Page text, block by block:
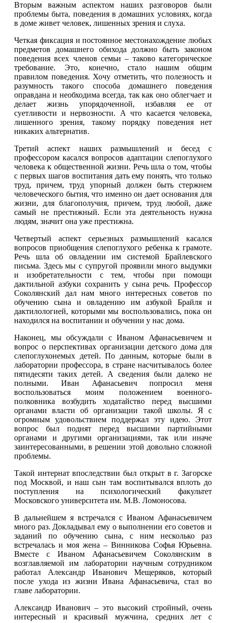
Вторым важным аспектом наших разговоров были
проблемы быта, поведения в домашних условиях, когда
в доме живет человек, лишенных зрения и слуха.
Четкая фиксация и постоянное местонахождение любых
предметов домашнего обихода должно быть законом
поведения всех членов семьи – таково категорическое
требование. Это, конечно, стало нашим общим
правилом поведения. Хочу отметить, что полезность и
разумность такого способа домашнего поведения
оправдана и необходима всегда, так как оно облегчает и
делает жизнь упорядоченной, избавляя ее от
суетливости и нервозности. А что касается человека,
лишенного зрения, такому порядку поведения нет
никаких альтернатив.
Третий аспект наших размышлений и бесед с
профессором касался вопросов адаптации слепоглухого
человека к общественной жизни. Речь шла о том, чтобы
с первых шагов воспитания дать ему понять, что только
труд, причем, труд упорный должен быть стержнем
человеческого бытия, что именно он дает основания для
жизни, для благополучия, причем, труд любой, даже
самый не престижный. Если эта деятельность нужна
людям, значит она уже престижна.
Четвертый аспект серьезных размышлений касался
вопросов приобщения слепоглухого ребенка к грамоте.
Речь шла об овладении им системой Брайлевского
письма. Здесь мы с супругой проявили много выдумки
и изобретательности с тем, чтобы при помощи
дактильной азбуки сохранить у сына речь. Профессор
Соколянский дал нам много интересных советов по
обучению сына и овладению им азбукой Брайля и
дактилологией, которыми мы воспользовались, пока он
находился на воспитании и обучении у нас дома.
Наконец, мы обсуждали с Иваном Афанасьевичем и
вопрос о перспективах организации детского дома для
слепоглухонемых детей. По данным, которые были в
лаборатории профессора, в стране насчитывалось более
пятидесяти таких детей. А сведения были далеко не
полными. Иван Афанасьевич попросил меня
воспользоваться моим положением военного-
полковника возбудить ходатайство перед высшими
органами власти об организации такой школы. Я с
огромным удовольствием поддержал эту идею. Этот
вопрос был поднят перед высшими партийными
органами и другими организациями, так или иначе
заинтересованными, в решении этой довольно сложной
проблемы.
Такой интернат впоследствии был открыт в г. Загорске
под Москвой, и наш сын там воспитывался вплоть до
поступления на психологический факультет
Московского университета им. М.В. Ломоносова.
В дальнейшем я встречался с Иваном Афанасьевичем
много раз. Докладывал ему о выполнении его советов и
заданий по обучению сына, с ним несколько раз
встречалась и моя жена – Винникова Софья Юрьевна.
Вместе с Иваном Афанасьевичем Соколянским в
возглавляемой им лаборатории научным сотрудником
работал Александр Иванович Мещеряков, который
после ухода из жизни Ивана Афанасьевича, стал во
главе лаборатории.
Александр Иванович – это высокий стройный, очень
интересный и красивый мужчина, средних лет с